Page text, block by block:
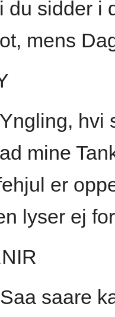
du sidder i
mens
hvi
mine
er
lyser ej
saare